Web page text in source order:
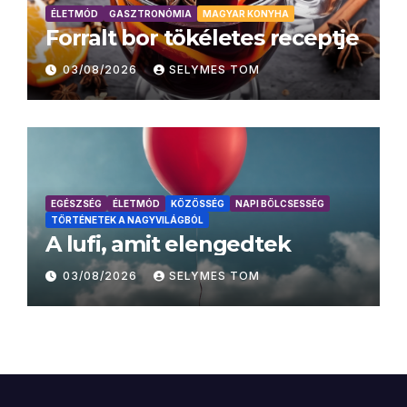
ÉLETMÓD GASZTRONÓMIA MAGYAR KONYHA
Forralt bor tökéletes receptje
03/08/2026 SELYMES TOM
EGÉSZSÉG ÉLETMÓD KÖZÖSSÉG
NAPI BÖLCSESSÉG
TÖRTÉNETEK A NAGYVILÁGBÓL
A lufi, amit elengedtek
03/08/2026 SELYMES TOM